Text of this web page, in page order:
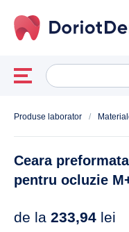
Caută
după:When
Produse laborator /
Ceara
pentru ocluzie
de la 233,94 lei